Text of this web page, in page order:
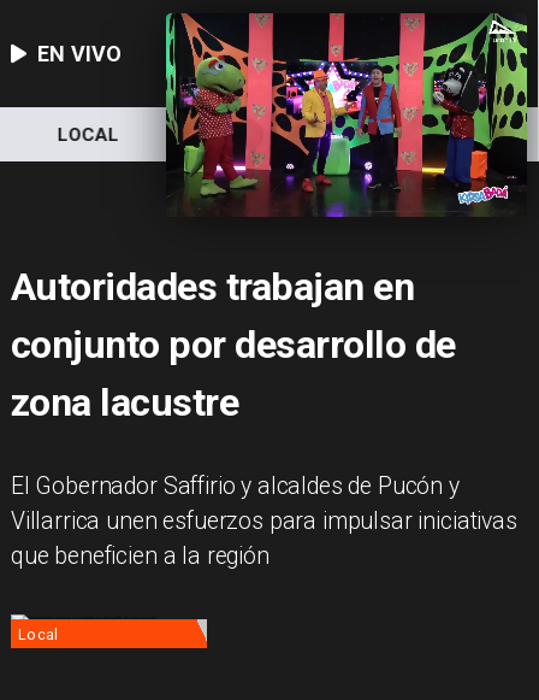
EN VIVO
LOCAL NACIONAL DEPORTES
Autoridades trabajan en
conjunto por desarrollo de
zona lacustre
El Gobernador Saffirio y alcaldes de Pucón y
Villarrica unen esfuerzos para impulsar iniciativas
que beneficien a la región
Local